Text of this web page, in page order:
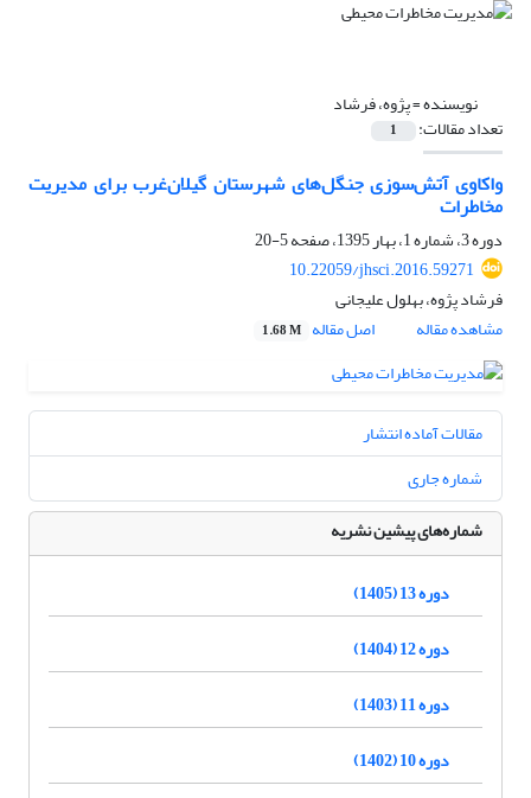
نویسنده =پژوه، فرشاد
تعداد مقالات: 1
واکاوی آتش‌سوزی جنگل‌های شهرستان گیلان‌غرب برای مدیریت
مخاطرات
دوره 3، شماره 1، بهار 1395، صفحه
5-20
10.22059/jhsci.2016.59271
فرشاد پژوه، بهلول علیجانی
مشاهده مقاله
اصل مقاله 1.68 M
مقالات آماده انتشار
شماره جاری
شماره‌های پیشین نشریه
دوره 13 (1405)
دوره 12 (1404)
دوره 11 (1403)
دوره 10 (1402)